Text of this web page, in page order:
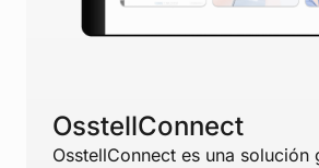
OsstellConnect
OsstellConnect es una solución